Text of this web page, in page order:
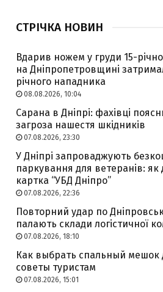
СТРІЧКА НОВИН
Вдарив ножем у груди 15-
на Дніпропетровщині
річного нападника
08.08.2026, 10:04
Сарана в Дніпрі: фахівці
загроза нашестя шкідників
07.08.2026, 23:30
У Дніпрі запроваджують
паркування для ветеранів: як
картка “УБД Дніпро”
07.08.2026, 22:36
Повторний удар по
палають склади логістичної
07.08.2026, 18:10
Как выбрать спальный мешок
советы туристам
07.08.2026, 15:01